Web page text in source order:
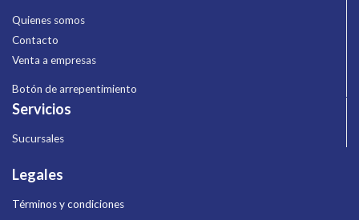
Quienes somos
Contacto
Venta a empresas
Botón de arrepentimiento
Servicios
Sucursales
Legales
Términos y condiciones